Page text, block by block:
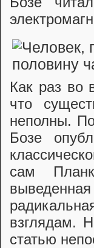
Как раз во
что
неполны.
Бозе
сам
взглядам.
статью